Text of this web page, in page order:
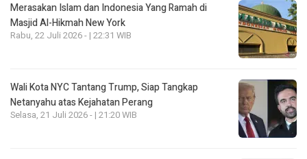
Merasakan Islam dan Indonesia Yang Ramah di
Masjid Al-Hikmah New York
Rabu, 22 Juli 2026 - | 22:31 WIB
Wali Kota NYC Tantang Trump, Siap Tangkap
Netanyahu atas Kejahatan Perang
Selasa, 21 Juli 2026 - | 21:20 WIB